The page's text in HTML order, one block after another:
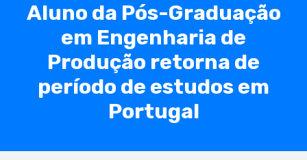
Aluno da Pós-Graduação
em Engenharia de
Produção retorna de
período de estudos em
Portugal